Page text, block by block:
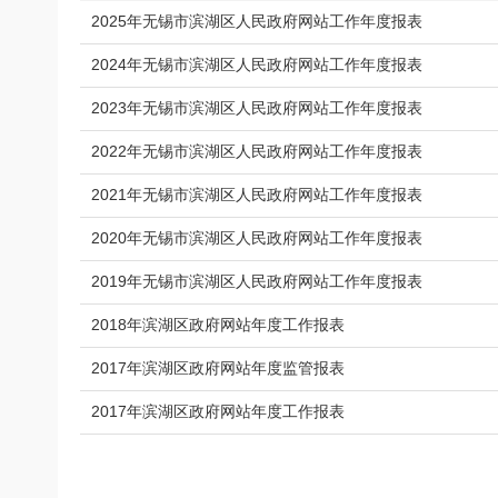
2025年无锡市滨湖区人民政府网站工作年度报表
2024年无锡市滨湖区人民政府网站工作年度报表
2023年无锡市滨湖区人民政府网站工作年度报表
2022年无锡市滨湖区人民政府网站工作年度报表
2021年无锡市滨湖区人民政府网站工作年度报表
2020年无锡市滨湖区人民政府网站工作年度报表
2019年无锡市滨湖区人民政府网站工作年度报表
2018年滨湖区政府网站年度工作报表
2017年滨湖区政府网站年度监管报表
2017年滨湖区政府网站年度工作报表